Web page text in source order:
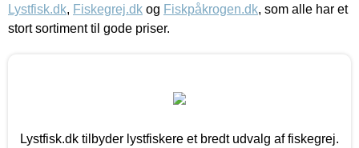
Lystfisk.dk, Fiskegrej.dk og Fiskpåkrogen.dk, som alle har et
stort sortiment til gode priser.
Lystfisk.dk tilbyder lystfiskere et bredt udvalg af fiskegrej.